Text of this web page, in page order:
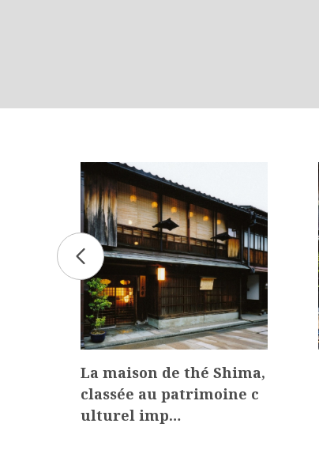
La maison de thé Shima,
classée au patrimoine c
ulturel imp…